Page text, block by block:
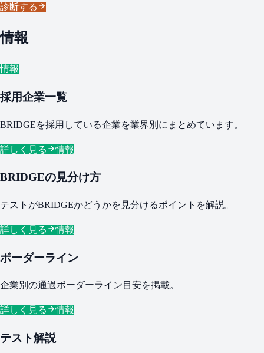
診断する
情報
情報
採用企業一覧
BRIDGEを採用している企業を業界別にまとめています。
詳しく見る 情報
BRIDGEの見分け方
テストがBRIDGEかどうかを見分けるポイントを解説。
詳しく見る 情報
ボーダーライン
企業別の通過ボーダーライン目安を掲載。
詳しく見る 情報
テスト解説